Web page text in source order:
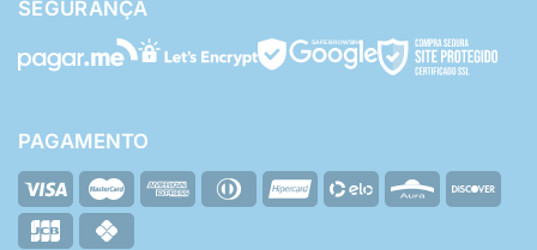
SEGURANÇA
PAGAMENTO